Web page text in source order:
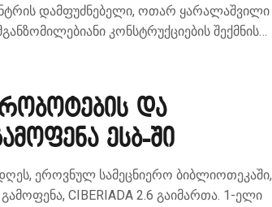
დამფუძნებელი, ოთარ ყარალაშვილი
კონსტრუქციების შექმნის…
და
ესბ-ში
ეროვნულ სამეცნიერო ბიბლიოთეკაში,
CIBERIADA 2.6 გაიმართა. 1-ელი